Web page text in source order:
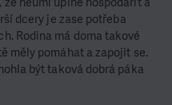
dcery je zase potřeba
Rodina má doma takové
měly pomáhat a zapojit se.
být taková dobrá páka